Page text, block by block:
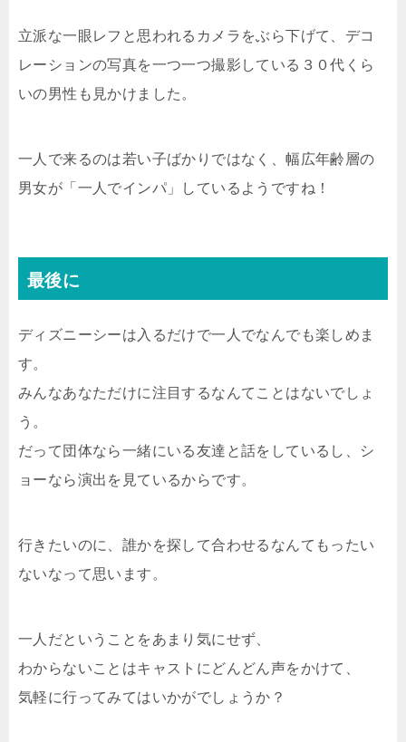
立派な一眼レフと思われるカメラをぶら下げて、デコ
レーションの写真を一つ一つ撮影している３０代くら
いの男性も見かけました。
一人で来るのは若い子ばかりではなく、幅広年齢層の
男女が「一人でインパ」しているようですね！
最後に
ディズニーシーは入るだけで一人でなんでも楽しめま
す。
みんなあなただけに注目するなんてことはないでしょ
う。
だって団体なら一緒にいる友達と話をしているし、シ
ョーなら演出を見ているからです。
行きたいのに、誰かを探して合わせるなんてもったい
ないなって思います。
一人だということをあまり気にせず、
わからないことはキャストにどんどん声をかけて、
気軽に行ってみてはいかがでしょうか？